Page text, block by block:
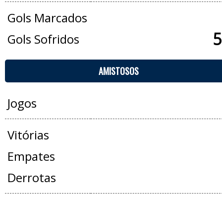
Gols Marcados
Gols Sofridos
AMISTOSOS
Jogos
Vitórias
Empates
Derrotas